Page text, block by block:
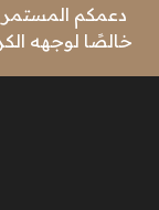
دعمكم المستمر
خالصًا لوجهه